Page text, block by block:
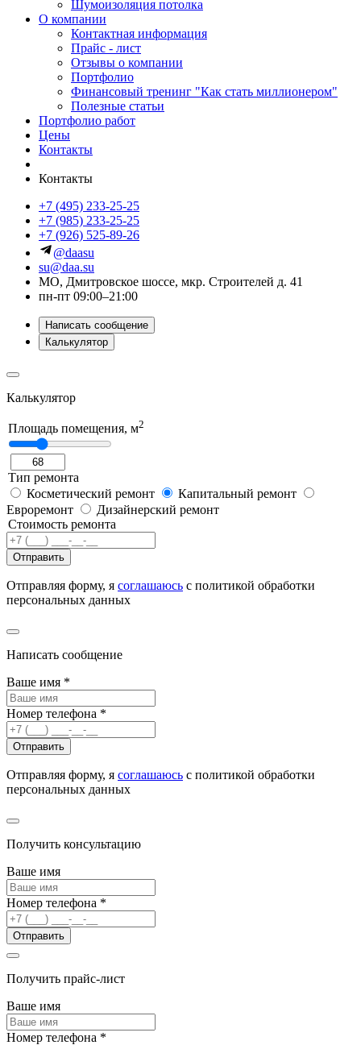
Шумоизоляция потолка
О компании
Контактная информация
Прайс - лист
Отзывы о компании
Портфолио
Финансовый тренинг "Как стать миллионером"
Полезные статьи
Портфолио работ
Цены
Контакты
Контакты
+7 (495) 233-25-25
+7 (985) 233-25-25
+7 (926) 525-89-26
@daasu
su@daa.su
МО, Дмитровское шоссе, мкр. Строителей д. 41
пн-пт 09:00–21:00
Написать сообщение
Калькулятор
Калькулятор
Площадь помещения, м2
Тип ремонта
Косметический ремонт
Капитальный ремонт
Евроремонт
Дизайнерский ремонт
Стоимость ремонта
Отправить
Отправляя форму, я соглашаюсь с политикой обработки
персональных данных
Написать сообщение
Ваше имя *
Номер телефона *
Отправить
Отправляя форму, я соглашаюсь с политикой обработки
персональных данных
Получить консультацию
Ваше имя
Номер телефона *
Отправить
Получить прайс-лист
Ваше имя
Номер телефона *